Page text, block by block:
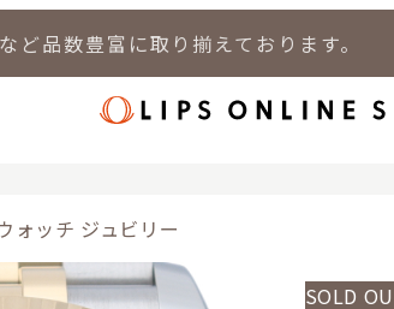
品数豊富に取り揃えております。
ォッチ ジュビリー
SOLD